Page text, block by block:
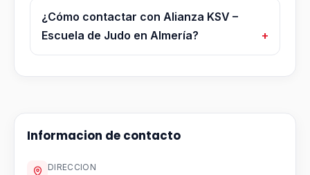
¿Cómo contactar con Alianza KSV –
Escuela de Judo en Almería?
Informacion de contacto
DIRECCION